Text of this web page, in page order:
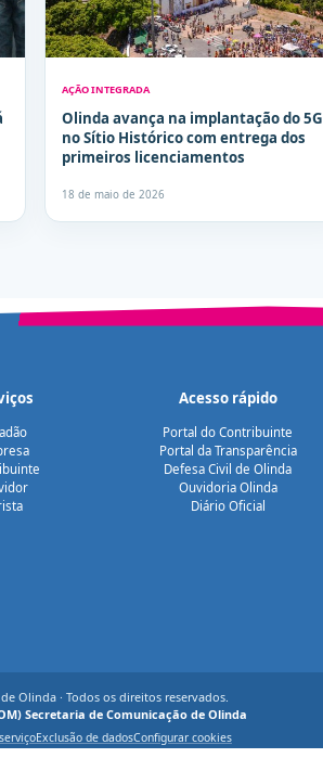
AÇÃO INTEGRADA
Olinda avança na implantação do 5G
no Sítio Histórico com entrega dos
primeiros licenciamentos
18 de maio de 2026
Acesso rápido
Portal do Contribuinte
Portal da Transparência
Defesa Civil de Olinda
Ouvidoria Olinda
Diário Oficial
Olinda · Todos os direitos reservados.
Secretaria de Comunicação de Olinda
Exclusão de dadosConfigurar cookies